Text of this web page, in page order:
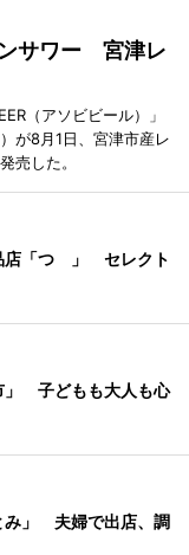
サワー 宮津レ
（アソビビール）」
が8月1日、宮津市産レ
売した。
店「つゝ」 セレクト
」 子どもも大人も心
み」 夫婦で出店、調